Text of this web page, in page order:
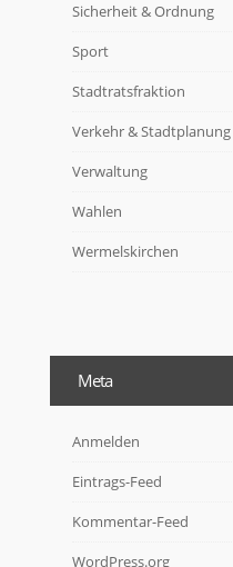
Sicherheit & Ordnung
Sport
Stadtratsfraktion
Verkehr & Stadtplanung
Verwaltung
Wahlen
Wermelskirchen
Meta
Anmelden
Eintrags-Feed
Kommentar-Feed
WordPress.org